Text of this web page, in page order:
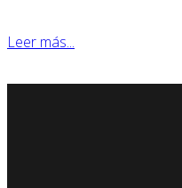
Leer más...